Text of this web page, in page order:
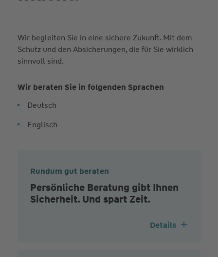
Wir begleiten Sie in eine sichere Zukunft. Mit dem
Schutz und den Absicherungen, die für Sie wirklich
sinnvoll sind.
Wir beraten Sie in folgenden Sprachen
Deutsch
Englisch
Rundum gut beraten
Persönliche Beratung gibt Ihnen
Sicherheit. Und spart Zeit.
Details